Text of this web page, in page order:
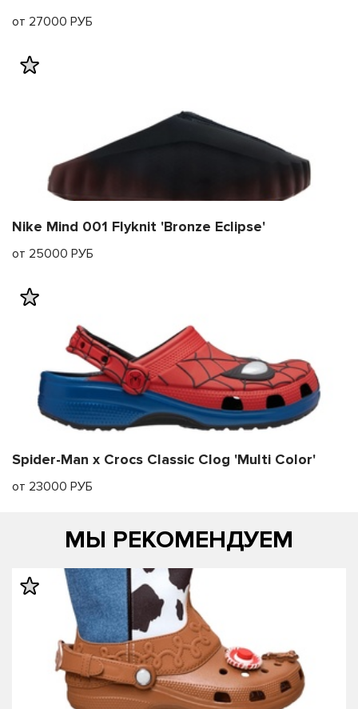
от 27000 РУБ
Nike Mind 001 Flyknit 'Bronze Eclipse'
от 25000 РУБ
Spider-Man x Crocs Classic Clog 'Multi Color'
от 23000 РУБ
МЫ РЕКОМЕНДУЕМ